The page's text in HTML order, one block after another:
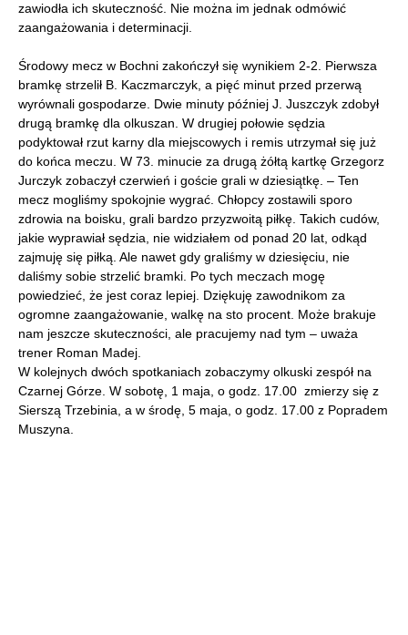
zawiodła ich skuteczność. Nie można im jednak odmówić
zaangażowania i determinacji.
Środowy mecz w Bochni zakończył się wynikiem 2-2. Pierwsza
bramkę strzelił B. Kaczmarczyk, a pięć minut przed przerwą
wyrównali gospodarze. Dwie minuty później J. Juszczyk zdobył
drugą bramkę dla olkuszan. W drugiej połowie sędzia
podyktował rzut karny dla miejscowych i remis utrzymał się już
do końca meczu. W 73. minucie za drugą żółtą kartkę Grzegorz
Jurczyk zobaczył czerwień i goście grali w dziesiątkę. – Ten
mecz mogliśmy spokojnie wygrać. Chłopcy zostawili sporo
zdrowia na boisku, grali bardzo przyzwoitą piłkę. Takich cudów,
jakie wyprawiał sędzia, nie widziałem od ponad 20 lat, odkąd
zajmuję się piłką. Ale nawet gdy graliśmy w dziesięciu, nie
daliśmy sobie strzelić bramki. Po tych meczach mogę
powiedzieć, że jest coraz lepiej. Dziękuję zawodnikom za
ogromne zaangażowanie, walkę na sto procent. Może brakuje
nam jeszcze skuteczności, ale pracujemy nad tym – uważa
trener Roman Madej.
W kolejnych dwóch spotkaniach zobaczymy olkuski zespół na
Czarnej Górze. W sobotę, 1 maja, o godz. 17.00 zmierzy się z
Sierszą Trzebinia, a w środę, 5 maja, o godz. 17.00 z Popradem
Muszyna.